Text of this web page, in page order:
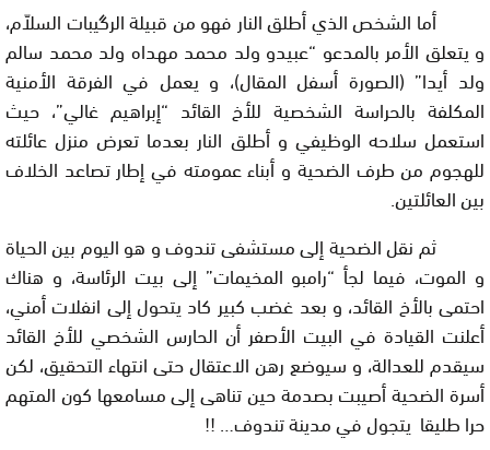
أما الشخص الذي أطلق النار فهو من قبيلة الرگيبات السلاّم،
و يتعلق الأمر بالمدعو “عبيدو ولد محمد مهداه ولد محمد سالم
ولد أيدا” (الصورة أسفل المقال)، و يعمل في الفرقة الأمنية
المكلفة بالحراسة الشخصية للأخ القائد “إبراهيم غالي”، حيث
استعمل سلاحه الوظيفي و أطلق النار بعدما تعرض منزل عائلته
للهجوم من طرف الضحية و أبناء عمومته في إطار تصاعد الخلاف
بين العائلتين.
ثم نقل الضحية إلى مستشفى تندوف و هو اليوم بين الحياة
و الموت، فيما لجأ “رامبو المخيمات” إلى بيت الرئاسة، و هناك
احتمى بالأخ القائد، و بعد غضب كبير كاد يتحول إلى انفلات أمني،
أعلنت القيادة في البيت الأصفر أن الحارس الشخصي للأخ القائد
سيقدم للعدالة، و سيوضع رهن الاعتقال حتى انتهاء التحقيق، لكن
أسرة الضحية أصيبت بصدمة حين تناهى إلى مسامعها كون المتهم
حرا طليقا يتجول في مدينة تندوف…!!